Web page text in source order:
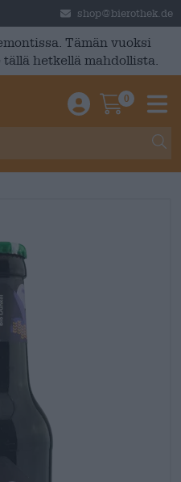
shop@bierothek.de
Tämän vuoksi
hetkellä mahdollista.
Einloggen /
0